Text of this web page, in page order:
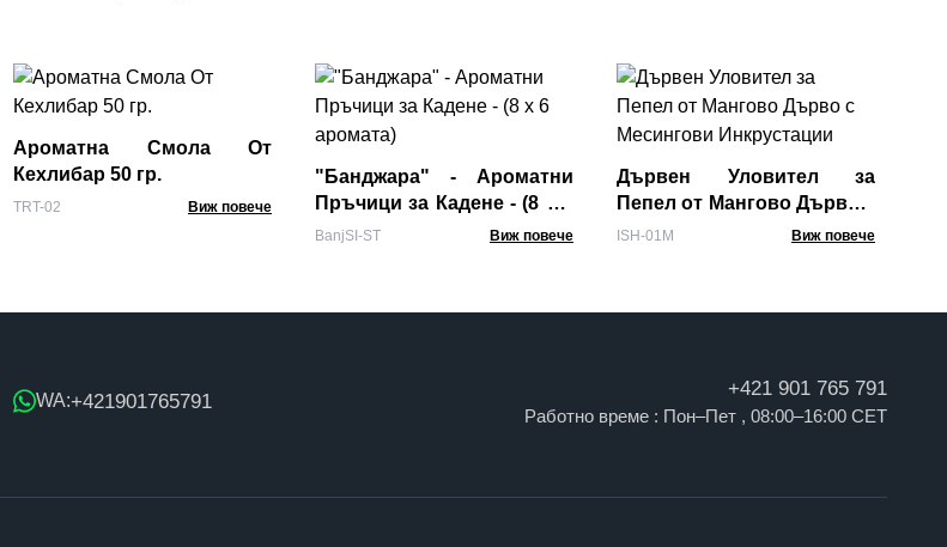
Ароматна Смола От
Кехлибар 50 гр.
TRT-02 Виж повече
"Банджара" - Ароматни
Пръчици за Кадене - (8 x 6
аромата)
BanjSI-ST Виж повече
Дървен Уловител за
Пепел от Мангово Дърво с
Месингови Инкрустации
ISH-01M Виж повече
WA:+421901765791
+421 901 765 791
Работно време : Пон–Пет , 08:00–16:00 CET